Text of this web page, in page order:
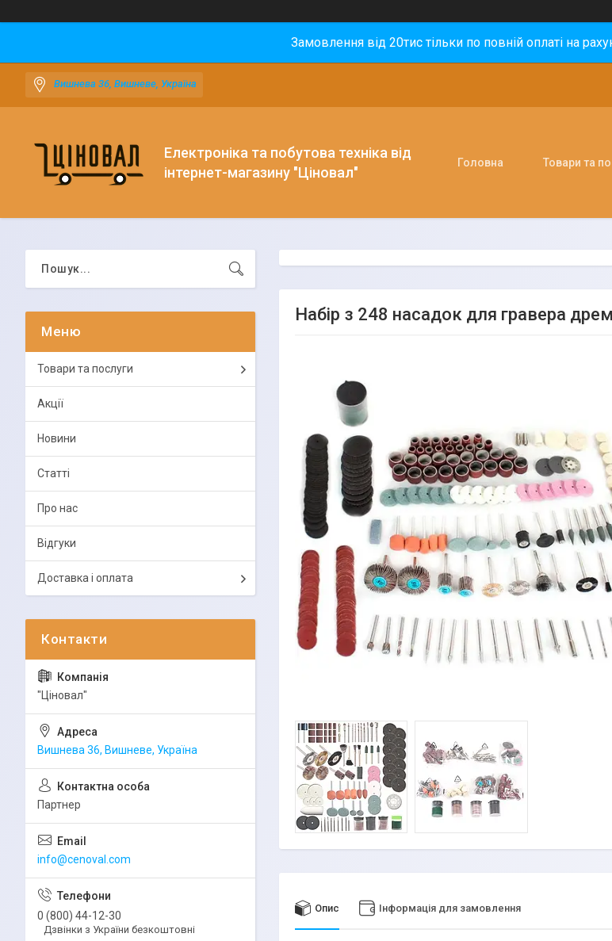
Замовлення від 20тис тільки по повній оплаті на
Вишнева 36, Вишневе, Україна
Електроніка та побутова техніка від
інтернет-магазину "Ціновал"
Головна Товари та
Набір з 248 насадок для гравера
Опис Інформація для замовлення
Товари та послуги
Акції
Новини
Статті
Про нас
Відгуки
Доставка і оплата
"Ціновал"
Вишнева 36, Вишневе, Україна
Партнер
info@cenoval.com
0 (800) 44-12-30
Дзвінки з України безкоштовні